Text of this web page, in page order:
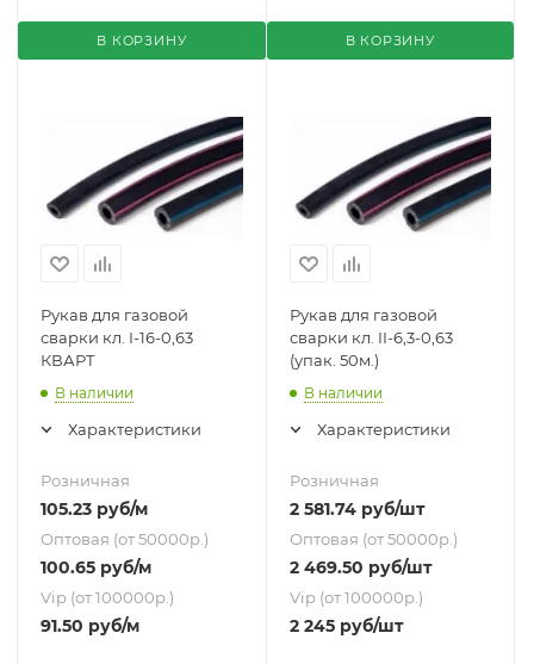
В КОРЗИНУ В КОРЗИНУ
Рукав для газовой
сварки кл. I-16-0,63
КВАРТ
В наличии
Характеристики
Розничная
105.23 руб/м
Оптовая (от 50000р.)
100.65 руб/м
Vip (от 100000р.)
91.50 руб/м
Рукав для газовой
сварки кл. II-6,3-0,63
(упак. 50м.)
В наличии
Характеристики
Розничная
2 581.74руб/шт
Оптовая (от 50000р.)
2 469.50 руб/шт
Vip (от 100000р.)
2 245руб/шт